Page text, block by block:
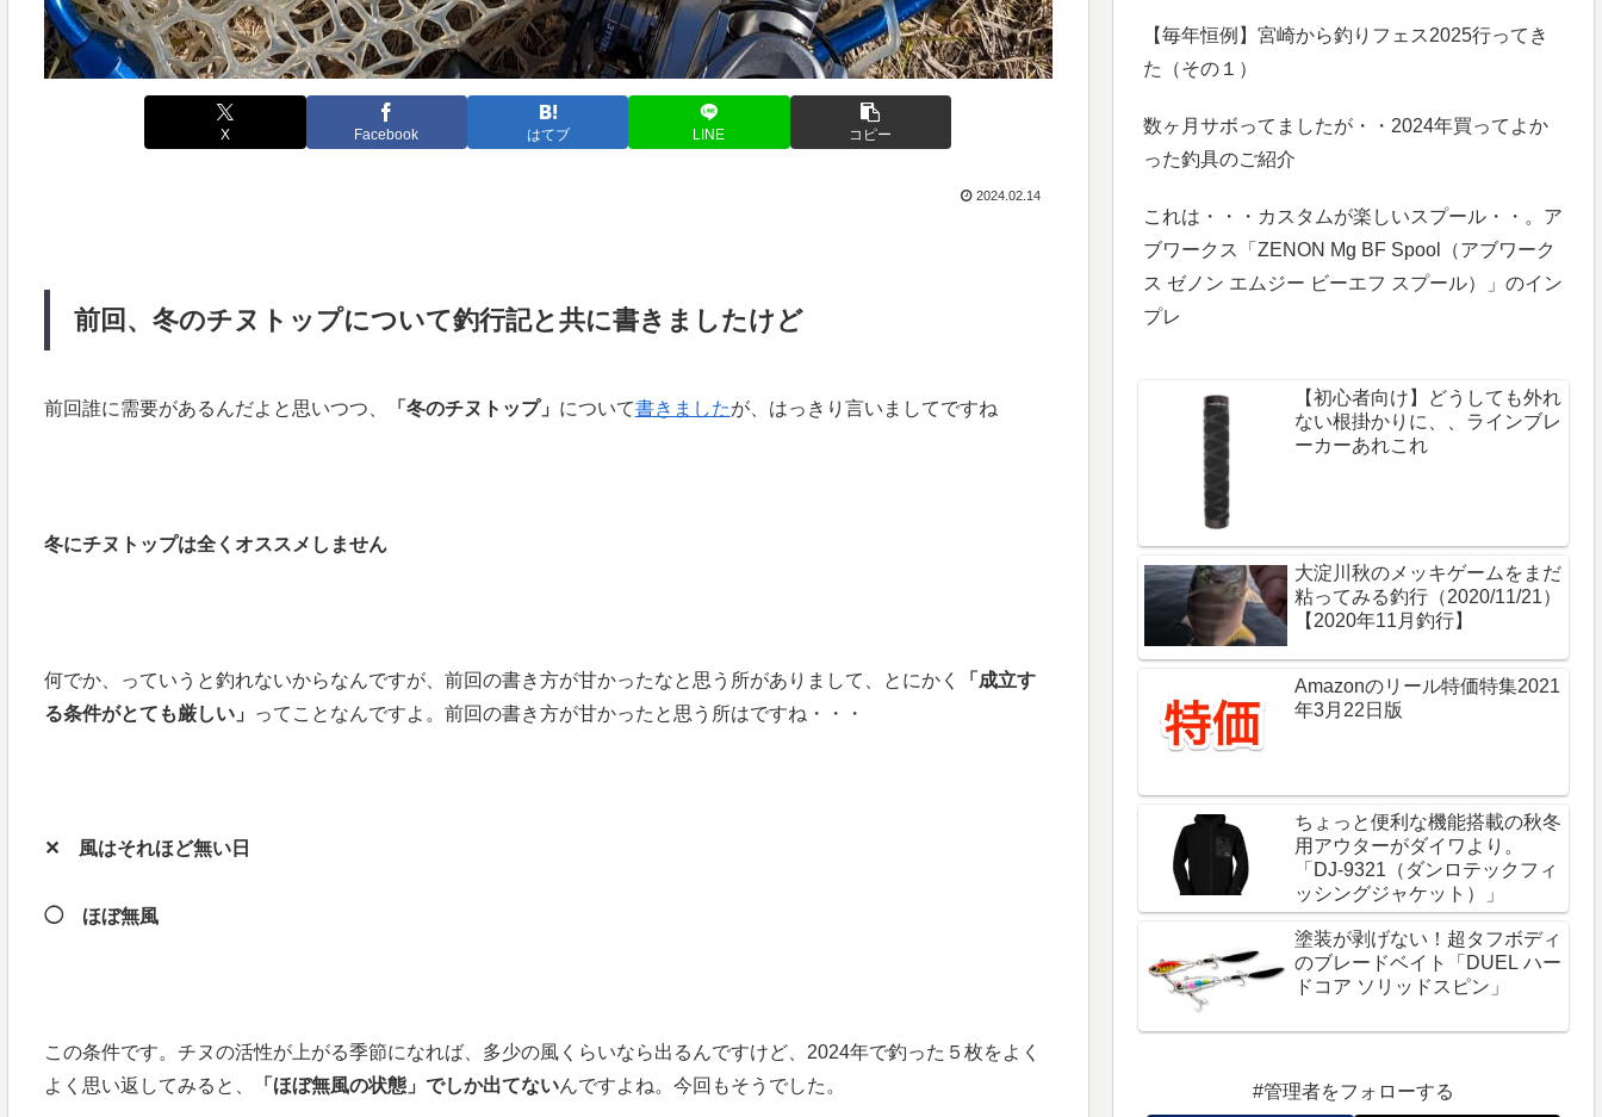
X Facebook はてブ LINE コピー
2024.02.14
前回、冬のチヌトップについて釣行記と共に書きましたけど
前回誰に需要があるんだよと思いつつ、 「冬のチヌトップ」 について書きましたが、はっきり言いましてですね
冬にチヌトップは全くオススメしません
何でか、っていうと釣れないからなんですが、前回の書き方が甘かったなと思う所がありまして、とにかく
「成立す
る条件がとても厳しい」
ってことなんですよ。前回の書き方が甘かったと思う所はですね・・・
✕ 風はそれほど無い日
◯ ほぼ無風
この条件です。チヌの活性が上がる季節になれば、多少の風くらいなら出るんですけど、2024年で釣った５枚をよく
よく思い返してみると、
「ほぼ無風の状態」でしか出てないんですよね。今回もそうでした。
【毎年恒例】宮崎から釣りフェス2025行ってき
た（その１）
数ヶ月サボってましたが・・2024年買ってよか
った釣具のご紹介
これは・・・カスタムが楽しいスプール・・。ア
ブワークス「ZENON Mg BF Spool（アブワーク
ス ゼノン エムジー ビーエフ スプール）」のイン
プレ
【初心者向け】どうしても外れ
ない根掛かりに、、ラインブレ
ーカーあれこれ
大淀川秋のメッキゲームをまだ
粘ってみる釣行（2020/11/21）
【2020年11月釣行】
Amazonのリール特価特集2021
年3月22日版
ちょっと便利な機能搭載の秋冬
用アウターがダイワより。
「DJ-9321（ダンロテックフィ
ッシングジャケット）」
塗装が剥げない！超タフボディ
のブレードベイト「DUEL ハー
ドコア ソリッドスピン」
#管理者をフォローする